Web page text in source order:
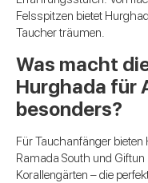
Felsspitzen bietet
Taucher träumen.
Was macht
Hurghada für
besonders?
Für Tauchanfänger
Ramada South und
Korallengärten – die